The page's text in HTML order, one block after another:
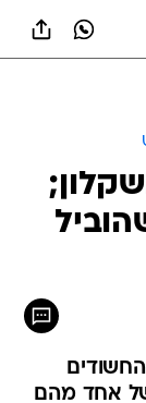
של אחד מהם
על הכביש
| צפו